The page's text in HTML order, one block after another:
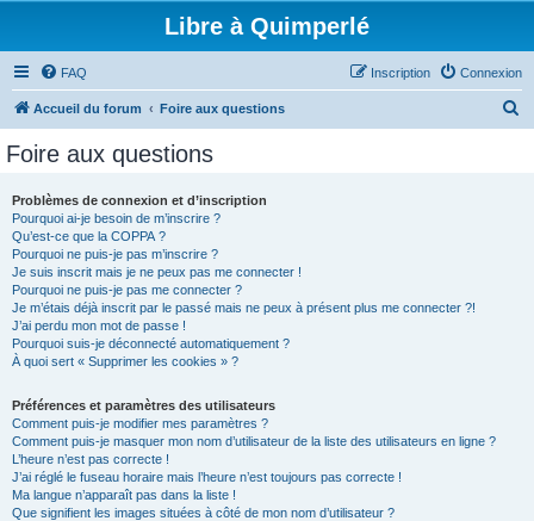
Libre à Quimperlé
FAQ Connexion
Inscription
Accueil du forum Foire aux questions
Foire aux questions
Problèmes de connexion et d’inscription
Pourquoi ai-je besoin de m’inscrire ?
Qu’est-ce que la COPPA ?
Pourquoi ne puis-je pas m’inscrire ?
Je suis inscrit mais je ne peux pas me connecter !
Pourquoi ne puis-je pas me connecter ?
Je m’étais déjà inscrit par le passé mais ne peux à présent plus me connecter ?!
J’ai perdu mon mot de passe !
Pourquoi suis-je déconnecté automatiquement ?
À quoi sert « Supprimer les cookies » ?
Préférences et paramètres des utilisateurs
Comment puis-je modifier mes paramètres ?
Comment puis-je masquer mon nom d’utilisateur de la liste des utilisateurs en ligne ?
L’heure n’est pas correcte !
J’ai réglé le fuseau horaire mais l’heure n’est toujours pas correcte !
Ma langue n’apparaît pas dans la liste !
Que signifient les images situées à côté de mon nom d’utilisateur ?